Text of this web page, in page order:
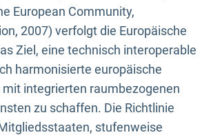
European Community,
2007) verfolgt die Europäische
Ziel, eine technisch interoperable
harmonisierte europäische
mit integrierten raumbezogenen
zu schaffen. Die Richtlinie
stufenweise